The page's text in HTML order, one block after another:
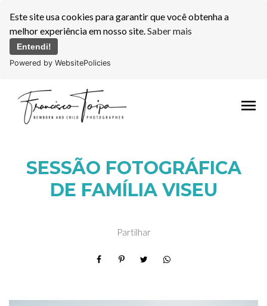
Este site usa cookies para garantir que você obtenha a
melhor experiência em nosso site.Saber mais
Entendi!
Powered by WebsitePolicies
menu
SESSÃO FOTOGRÁFICA
DE FAMÍLIA VISEU
Partilhar